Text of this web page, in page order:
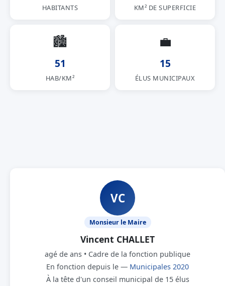
HABITANTS KM² DE SUPERFICIE
🏙
51
HAB/KM²
💼
15
ÉLUS MUNICIPAUX
VC
Monsieur le Maire
Vincent CHALLET
agé de ans • Cadre de la fonction publique
En fonction depuis le — Municipales 2020
À la tête d'un conseil municipal de 15 élus